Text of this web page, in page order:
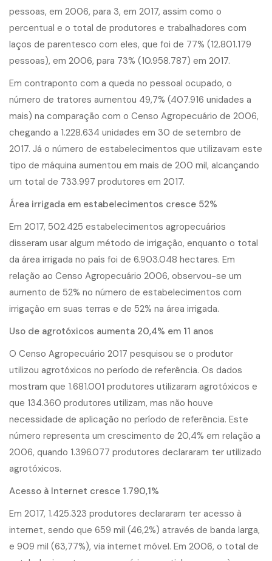
pessoas, em 2006, para 3, em 2017, assim como o
percentual e o total de produtores e trabalhadores com
laços de parentesco com eles, que foi de 77% (12.801.179
pessoas), em 2006, para 73% (10.958.787) em 2017.
Em contraponto com a queda no pessoal ocupado, o
número de tratores aumentou 49,7% (407.916 unidades a
mais) na comparação com o Censo Agropecuário de 2006,
chegando a 1.228.634 unidades em 30 de setembro de
2017. Já o número de estabelecimentos que utilizavam este
tipo de máquina aumentou em mais de 200 mil, alcançando
um total de 733.997 produtores em 2017.
Área irrigada em estabelecimentos cresce 52%
Em 2017, 502.425 estabelecimentos agropecuários
disseram usar algum método de irrigação, enquanto o total
da área irrigada no país foi de 6.903.048 hectares. Em
relação ao Censo Agropecuário 2006, observou-se um
aumento de 52% no número de estabelecimentos com
irrigação em suas terras e de 52% na área irrigada.
Uso de agrotóxicos aumenta 20,4% em 11 anos
O Censo Agropecuário 2017 pesquisou se o produtor
utilizou agrotóxicos no período de referência. Os dados
mostram que 1.681.001 produtores utilizaram agrotóxicos e
que 134.360 produtores utilizam, mas não houve
necessidade de aplicação no período de referência. Este
número representa um crescimento de 20,4% em relação a
2006, quando 1.396.077 produtores declararam ter utilizado
agrotóxicos.
Acesso à Internet cresce 1.790,1%
Em 2017, 1.425.323 produtores declararam ter acesso à
internet, sendo que 659 mil (46,2%) através de banda larga,
e 909 mil (63,77%), via internet móvel. Em 2006, o total de